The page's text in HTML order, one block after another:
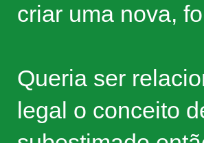
criar uma nova,
Queria ser
legal o conceito